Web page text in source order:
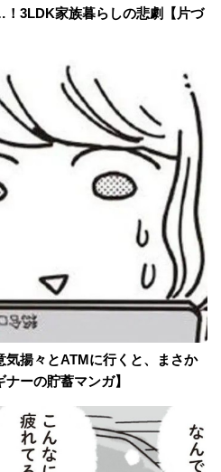
3LDK家族暮らしの悲劇【片づ
揚々とATMに行くと、まさか
ーの貯蓄マンガ】